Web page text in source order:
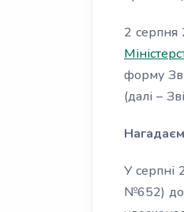
2 серпня
форму
(далі –
У серпні
№652) до